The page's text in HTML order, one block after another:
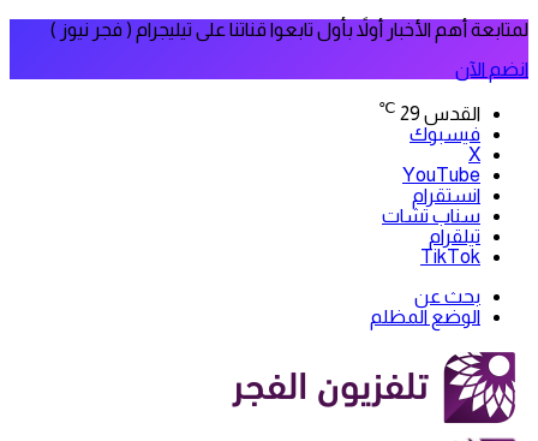
لمتابعة أهم الأخبار أولاً بأول تابعوا قناتنا على تيليجرام ( فجر نيوز )
انضم الآن
القدس 29
℃
فيسبوك
‫X
‫YouTube
انستقرام
سناب تشات
تيلقرام
‫TikTok
بحث عن
الوضع المظلم